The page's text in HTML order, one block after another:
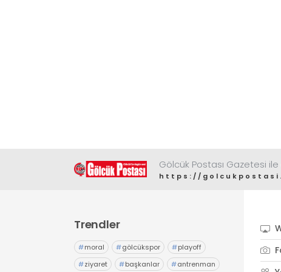
Gölcük Postası Gazetesi
https://
Trendler
#moral #gölcükspor #playoff
#ziyaret #başkanlar #antrenman